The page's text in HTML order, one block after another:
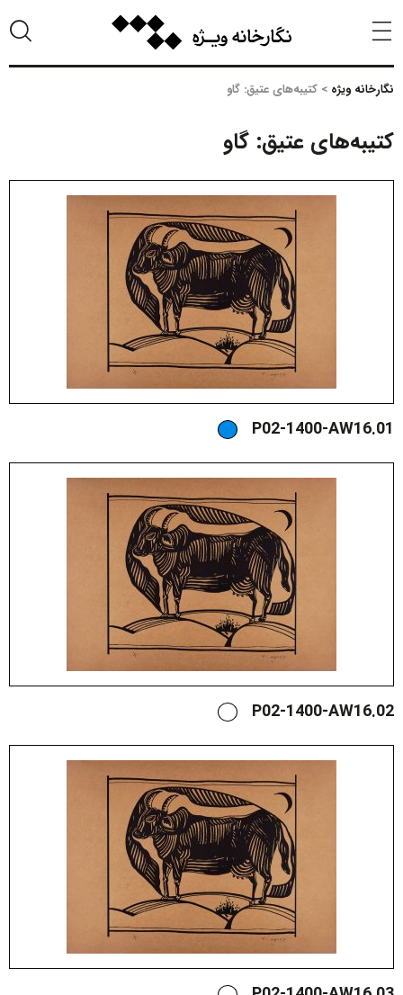
نگارخانه ویژه > کتیبه‌های عتیق: گاو
کتیبه‌های عتیق: گاو
P02-1400-AW16.01
P02-1400-AW16.02